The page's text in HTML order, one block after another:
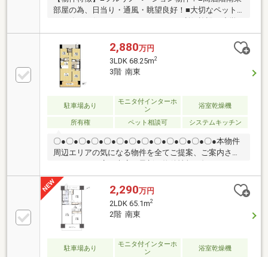
部屋の為、日当り・通風・眺望良好！■大切なペット
校が徒歩圏内にある為、生活がしやすいです！【周辺
環境】■岡山市立鹿田小学校まで徒歩6分の平坦な道の
り。通学の負担が少なく、共働き世帯にとっても安心
感のある教育環境が整っています。■杜の街グレース
まで徒歩9分。仕事帰りの買い物や休日のお出かけも
徒歩圏内で完結－－－－－物件見学予約受付中！－－
－－－ お気軽にお電話下さい♪ウェーブハウ
ス 【通話料無料】0120-9696-19
2,880万円
3LDK 68.25m2
3階 南東
駐車場あり
モニタ付インターホ
ン
浴室乾燥機
所有権 ペット相談可 システムキッチン
〇●〇●〇●〇●〇●〇●〇●〇●〇●〇●〇●〇●〇●本物件
周辺エリアの気になる物件を全てご提案、ご案内させ
まとめて物件見学ができる見学ツアーは【その場で確
定！ 見学予約する（無料）からご予約下さい】〇●
〇●〇●〇●〇●〇●〇●〇●〇●〇●〇●〇●〇●●ペット飼
育可能！●鹿田小学校まで徒歩5分♪●JR大元駅まで徒
歩13分♪他にも「これはどんな物件？」「住所が知り
たい」など、お気兼ねなくお問い合わせください。物
件ごとではなく、お客様ごとに担当者がサポートさせ
2,290万円
2LDK 65.1m2
2階 南東
駐車場あり
モニタ付インターホ
ン
浴室乾燥機